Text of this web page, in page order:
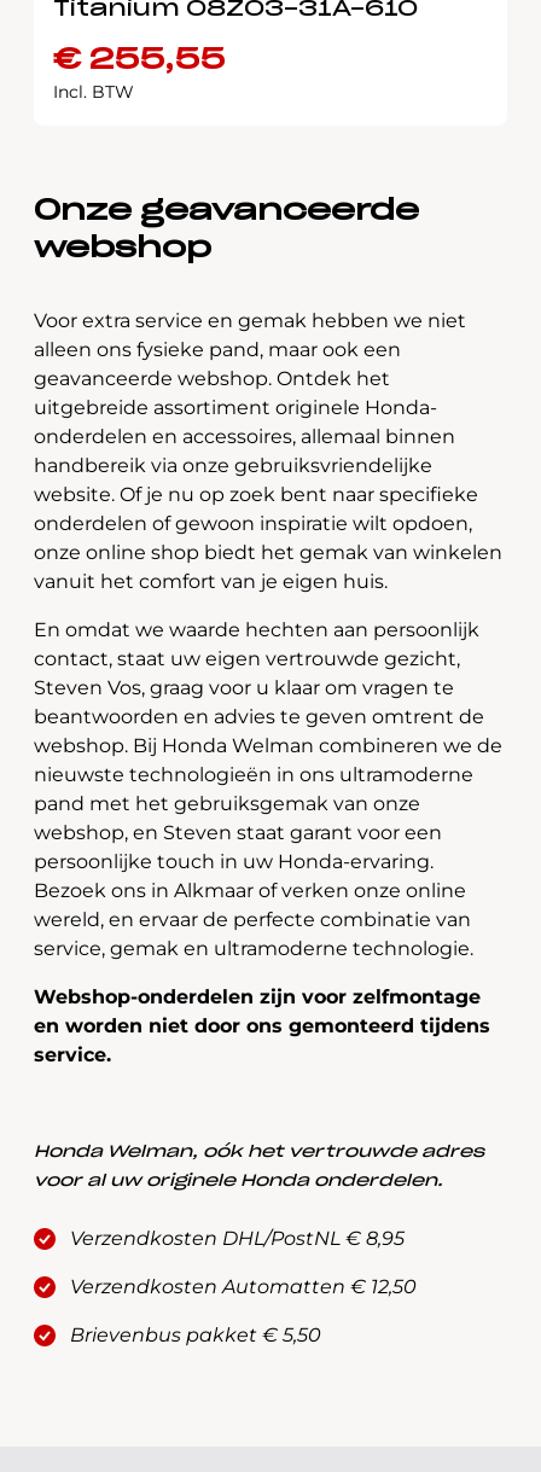
Titanium 08Z03-31A-610
€255,55
Incl. BTW
Onze geavanceerde
webshop
Voor extra service en gemak hebben we niet
alleen ons fysieke pand, maar ook een
geavanceerde webshop. Ontdek het
uitgebreide assortiment originele Honda-
onderdelen en accessoires, allemaal binnen
handbereik via onze gebruiksvriendelijke
website. Of je nu op zoek bent naar specifieke
onderdelen of gewoon inspiratie wilt opdoen,
onze online shop biedt het gemak van winkelen
vanuit het comfort van je eigen huis.
En omdat we waarde hechten aan persoonlijk
contact, staat uw eigen vertrouwde gezicht,
Steven Vos, graag voor u klaar om vragen te
beantwoorden en advies te geven omtrent de
webshop. Bij Honda Welman combineren we de
nieuwste technologieën in ons ultramoderne
pand met het gebruiksgemak van onze
webshop, en Steven staat garant voor een
persoonlijke touch in uw Honda-ervaring.
Bezoek ons in Alkmaar of verken onze online
wereld, en ervaar de perfecte combinatie van
service, gemak en ultramoderne technologie.
Webshop-onderdelen zijn voor zelfmontage
en worden niet door ons gemonteerd tijdens
service.
Honda Welman, oók het vertrouwde adres
voor al uw originele Honda onderdelen.
Verzendkosten DHL/PostNL € 8,95
Verzendkosten Automatten € 12,50
Brievenbus pakket € 5,50